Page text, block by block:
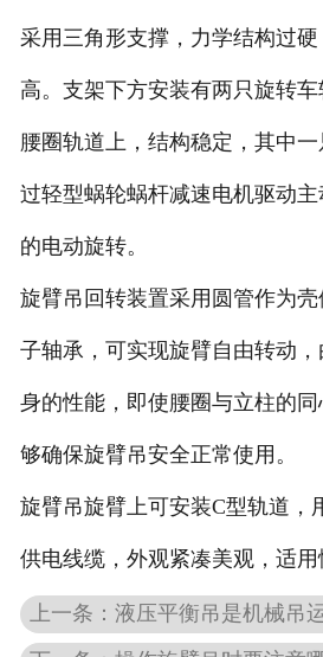
采用三角形支撑，力学结构过
高。支架下方安装有两只旋转
腰圈轨道上，结构稳定，其中
过轻型蜗轮蜗杆减速电机驱动
的电动旋转。
旋臂吊回转装置采用圆管作为
子轴承，可实现旋臂自由转动
身的性能，即使腰圈与立柱的
够确保旋臂吊安全正常使用。
旋臂吊旋臂上可安装C型轨道，
供电线缆，外观紧凑美观，适用